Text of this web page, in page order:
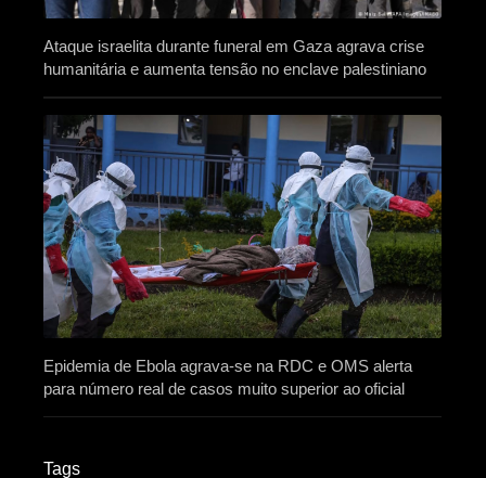
Ataque israelita durante funeral em Gaza agrava crise
humanitária e aumenta tensão no enclave palestiniano
Epidemia de Ebola agrava-se na RDC e OMS alerta
para número real de casos muito superior ao oficial
Tags